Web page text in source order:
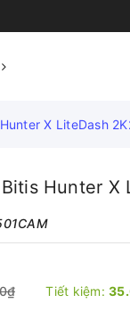
X LiteDash
Hunter X
Tiết kiệm: